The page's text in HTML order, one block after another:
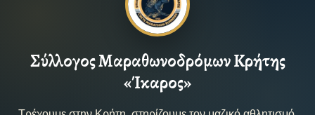
Σύλλογος Μαραθωνοδρόμων Κρήτης
«Ίκαρος»